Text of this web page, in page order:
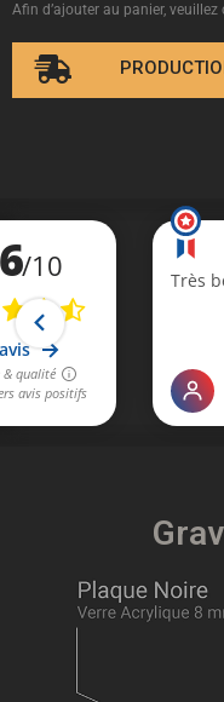
Afin d’ajouter au panier,